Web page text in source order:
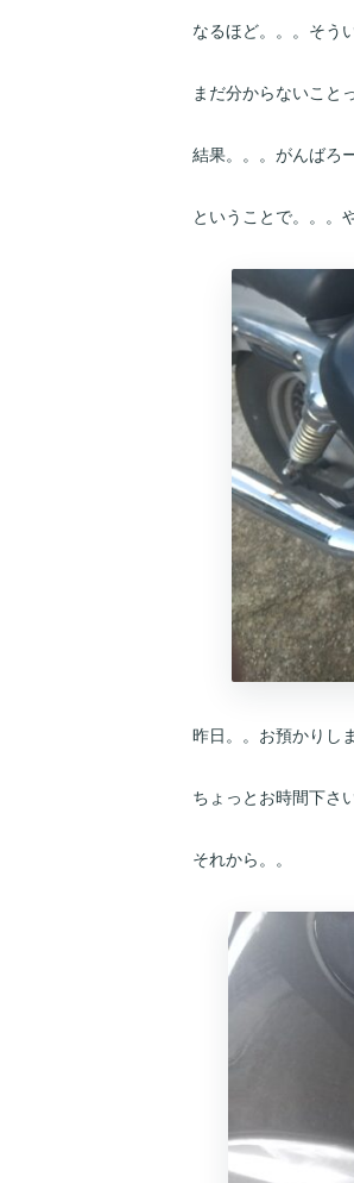
なるほど。。。そう
まだ分からないこと
結果。。。がんばろ
ということで。。。
昨日。。お預かりし
ちょっとお時間下さい
それから。。